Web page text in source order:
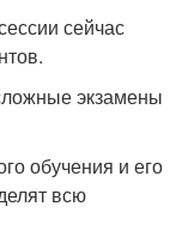
сейчас
экзамены
обучения и его
всю